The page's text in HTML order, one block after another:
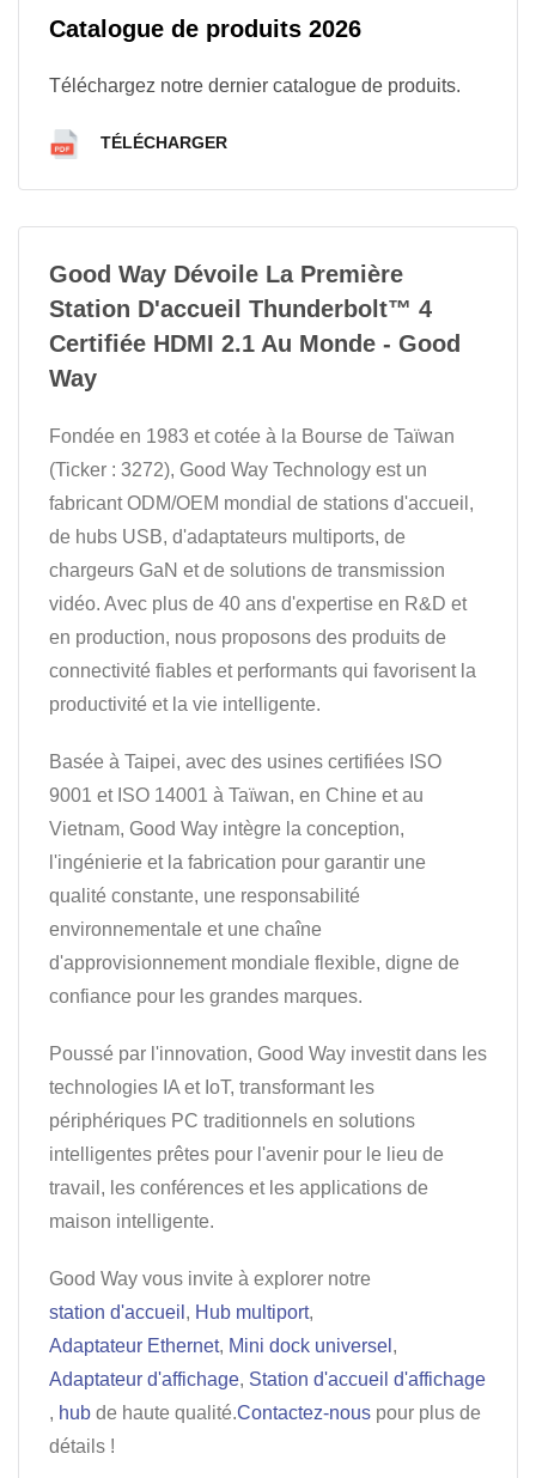
Catalogue de produits 2026
Téléchargez notre dernier catalogue de produits.
TÉLÉCHARGER
Good Way Dévoile La Première
Station D'accueil Thunderbolt™ 4
Certifiée HDMI 2.1 Au Monde - Good
Way
Fondée en 1983 et cotée à la Bourse de Taïwan
(Ticker : 3272), Good Way Technology est un
fabricant ODM/OEM mondial de stations d'accueil,
de hubs USB, d'adaptateurs multiports, de
chargeurs GaN et de solutions de transmission
vidéo. Avec plus de 40 ans d'expertise en R&D et
en production, nous proposons des produits de
connectivité fiables et performants qui favorisent la
productivité et la vie intelligente.
Basée à Taipei, avec des usines certifiées ISO
9001 et ISO 14001 à Taïwan, en Chine et au
Vietnam, Good Way intègre la conception,
l'ingénierie et la fabrication pour garantir une
qualité constante, une responsabilité
environnementale et une chaîne
d'approvisionnement mondiale flexible, digne de
confiance pour les grandes marques.
Poussé par l'innovation, Good Way investit dans les
technologies IA et IoT, transformant les
périphériques PC traditionnels en solutions
intelligentes prêtes pour l'avenir pour le lieu de
travail, les conférences et les applications de
maison intelligente.
Good Way vous invite à explorer notre
station d'accueil , Hub multiport,
Adaptateur Ethernet, Mini dock universel ,
Adaptateur d'affichage, Station d'accueil d'affichage
, hub de haute qualité.Contactez-nous pour plus de
détails !